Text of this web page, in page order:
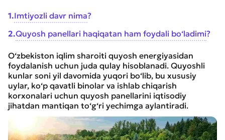
1.Imtiyozli davr nima?
2.Quyosh panellari haqiqatan ham foydali bo‘ladimi?
O‘zbekiston iqlim sharoiti quyosh energiyasidan
foydalanish uchun juda qulay hisoblanadi. Quyoshli
kunlar soni yil davomida yuqori bo‘lib, bu xususiy
uylar, ko‘p qavatli binolar va ishlab chiqarish
korxonalari uchun quyosh panellarini iqtisodiy
jihatdan mantiqan to‘g‘ri yechimga aylantiradi.